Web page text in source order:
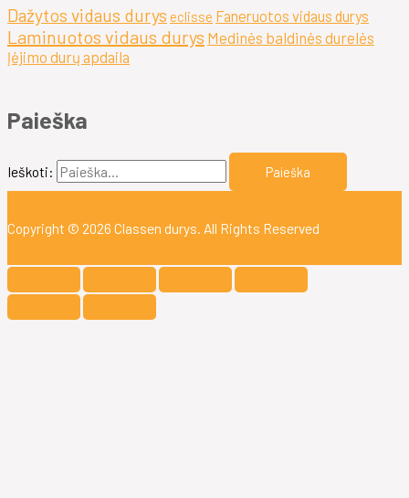
Dažytos vidaus durys eclisse Faneruotos vidaus durys
Laminuotos vidaus durys Medinės baldinės durelės
Įėjimo durų apdaila
Paieška
Ieškoti:
Copyright © 2026 Classen durys . All Rights Reserved